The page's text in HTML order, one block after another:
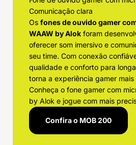
Comunicação clara
Os fones de ouvido gamer
WAAW by Alok foram
oferecer som imersivo e
seu time. Com conexão
qualidade e conforto para
torna a experiência gamer
Conheça o fone gamer com
by Alok e jogue com mais
Confira o MOB 200